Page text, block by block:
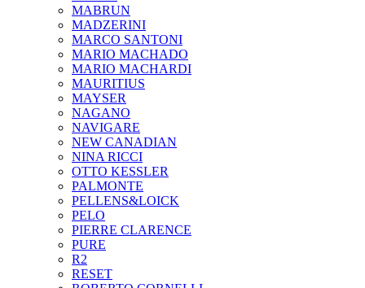
MABRUN
MADZERINI
MARCO SANTONI
MARIO MACHADO
MARIO MACHARDI
MAURITIUS
MAYSER
NAGANO
NAVIGARE
NEW CANADIAN
NINA RICCI
OTTO KESSLER
PALMONTE
PELLENS&LOICK
PELO
PIERRE CLARENCE
PURE
R2
RESET